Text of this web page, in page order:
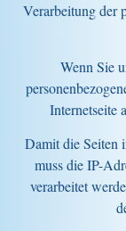
Verarbeitung der
Wenn Sie
Internetseite
Damit die Seiten
muss die IP-
verarbeitet